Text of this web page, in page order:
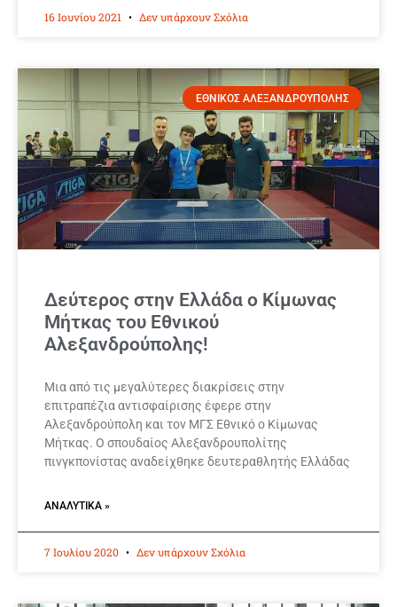
16 Ιουνίου 2021 Δεν υπάρχουν Σχόλια
ΕΘΝΙΚΟΣ ΑΛΕΞΑΝΔΡΟΥΠΟΛΗΣ
Δεύτερος στην Ελλάδα ο Κίμωνας
Μήτκας του Εθνικού
Αλεξανδρούπολης!
Μια από τις μεγαλύτερες διακρίσεις στην
επιτραπέζια αντισφαίρισης έφερε στην
Αλεξανδρούπολη και τον ΜΓΣ Εθνικό ο Κίμωνας
Μήτκας. Ο σπουδαίος Αλεξανδρουπολίτης
πινγκπονίστας αναδείχθηκε δευτεραθλητής Ελλάδας
ΑΝΑΛΥΤΙΚΆ »
7 Ιουλίου 2020 Δεν υπάρχουν Σχόλια